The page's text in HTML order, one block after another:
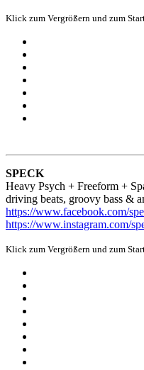
Klick zum Vergrößern und zum
SPECK
Heavy Psych + Freeform +
driving beats, groovy bass &
https://www.facebook.com/
https://www.instagram.com/
Klick zum Vergrößern und zum